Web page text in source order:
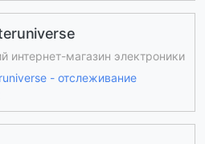
интернет-магазин электроники
- отслеживание